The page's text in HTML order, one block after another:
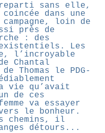
sans elle,
dans une
loin de
près de
: des
existentiels. Les
l’incroyable
Chantal
Thomas le PDG-
vie qu’avait
de ces
va essayer
le bonheur.
chemins, il
détours...